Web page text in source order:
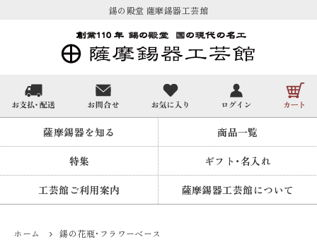
錫の殿堂 薩摩錫器工芸館
薩摩錫器を知る 商品一覧
特集 ギフト・名入れ
工芸館ご利用案内 薩摩錫器工芸館について
ホーム 錫の花瓶・フラワーベース